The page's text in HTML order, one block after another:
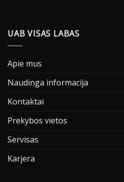
UAB VISAS LABAS
Apie mus
Naudinga informacija
Kontaktai
Prekybos vietos
Servisas
Karjera